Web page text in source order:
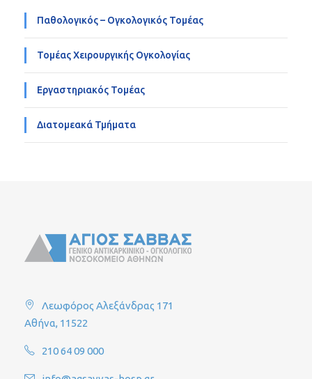
Παθολογικός – Ογκολογικός Τομέας
Τομέας Χειρουργικής Ογκολογίας
Εργαστηριακός Τομέας
Διατομεακά Τμήματα
Λεωφόρος Αλεξάνδρας 171
Αθήνα, 11522
210 64 09 000